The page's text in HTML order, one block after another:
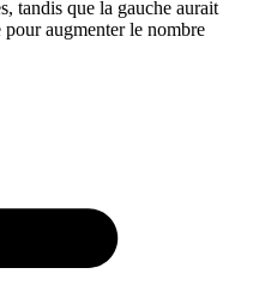
tandis que la gauche aurait
augmenter le nombre